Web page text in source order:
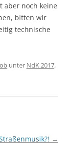
aber noch keine
bitten wir
technische
unter NdK 2017,
→